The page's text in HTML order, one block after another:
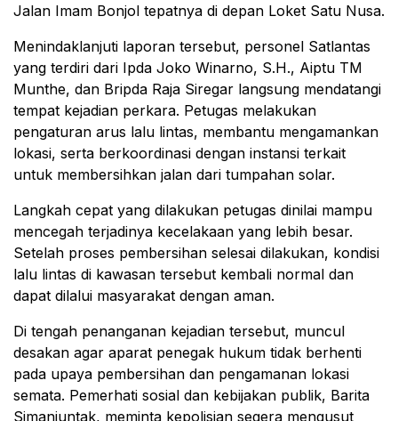
Jalan Imam Bonjol tepatnya di depan Loket Satu Nusa.
Menindaklanjuti laporan tersebut, personel Satlantas
yang terdiri dari Ipda Joko Winarno, S.H., Aiptu TM
Munthe, dan Bripda Raja Siregar langsung mendatangi
tempat kejadian perkara. Petugas melakukan
pengaturan arus lalu lintas, membantu mengamankan
lokasi, serta berkoordinasi dengan instansi terkait
untuk membersihkan jalan dari tumpahan solar.
Langkah cepat yang dilakukan petugas dinilai mampu
mencegah terjadinya kecelakaan yang lebih besar.
Setelah proses pembersihan selesai dilakukan, kondisi
lalu lintas di kawasan tersebut kembali normal dan
dapat dilalui masyarakat dengan aman.
Di tengah penanganan kejadian tersebut, muncul
desakan agar aparat penegak hukum tidak berhenti
pada upaya pembersihan dan pengamanan lokasi
semata. Pemerhati sosial dan kebijakan publik, Barita
Simanjuntak, meminta kepolisian segera mengusut